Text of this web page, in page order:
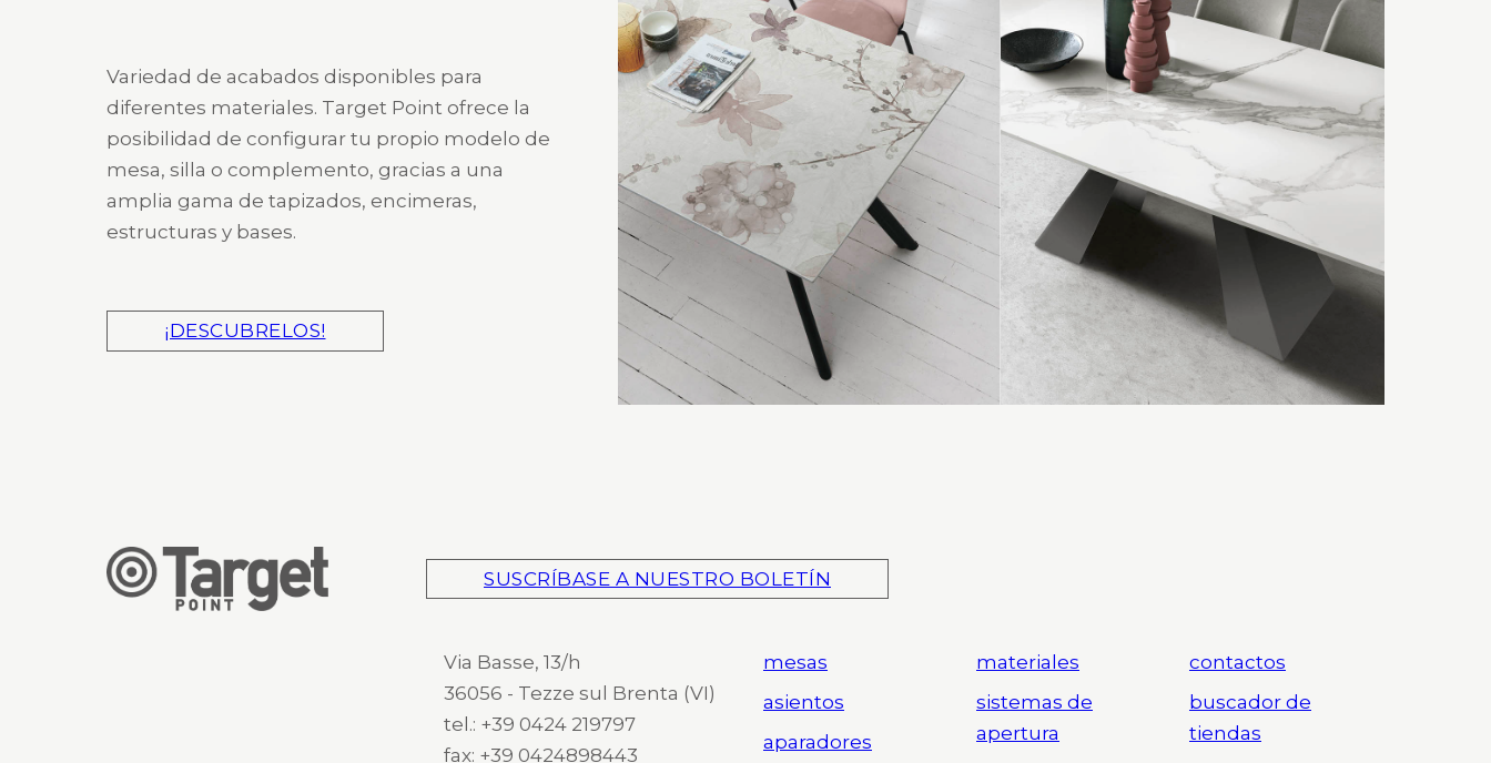
Variedad de acabados disponibles para
diferentes materiales. Target Point ofrece la
posibilidad de configurar tu propio modelo de
mesa, silla o complemento, gracias a una
amplia gama de tapizados, encimeras,
estructuras y bases.
¡DESCUBRELOS!
SUSCRÍBASE A NUESTRO BOLETÍN
Via Basse, 13/h
36056 - Tezze sul Brenta (VI)
tel.: +39 0424 219797
fax: +39 0424898443
mesas
asientos
aparadores
materiales
sistemas de
apertura
contactos
buscador de
tiendas